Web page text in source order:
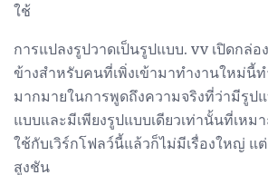
ใช้
การแปลงรูปวาดเป็นรูปแบบ. vv เปิดกล่
ข้างสำหรับคนที่เพิ่งเข้ามาทำงานใหม่นี้
มากมายในการพูดถึงความจริงที่ว่ามีรูป
แบบและมีเพียงรูปแบบเดียวเท่านั้นที่เหม
ใช้กับเวิร์กโฟลว์นี้แล้วก็ไม่มีเรื่องใหญ่ แต่
สูงชัน